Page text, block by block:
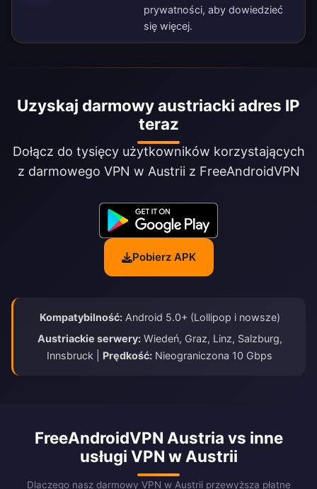
prywatności, aby dowiedzieć
się więcej.
Uzyskaj darmowy austriacki adres IP
teraz
Dołącz do tysięcy użytkowników korzystających
z darmowego VPN w Austrii z FreeAndroidVPN
Pobierz APK
Kompatybilność:Android 5.0+ (Lollipop i nowsze)
Austriackie serwery:Wiedeń, Graz, Linz, Salzburg,
Innsbruck | Prędkość: Nieograniczona 10 Gbps
FreeAndroidVPN Austria vs inne
usługi VPN w Austrii
Dlaczego nasz darmowy VPN w Austrii przewyższa płatne